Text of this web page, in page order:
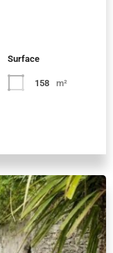
Surface
158 m²